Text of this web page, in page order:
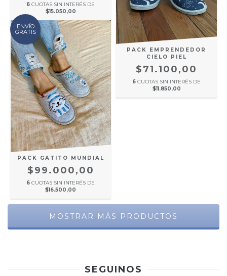
6 CUOTAS SIN INTERÉS DE
$15.050,00
ENVÍO
GRATIS
PACK GATITO MUNDIAL
$99.000,00
6 CUOTAS SIN INTERÉS DE
$16.500,00
PACK EMPRENDEDOR
CIELO PIEL
$71.100,00
6 CUOTAS SIN INTERÉS DE
$11.850,00
MOSTRAR MÁS PRODUCTOS
SEGUINOS